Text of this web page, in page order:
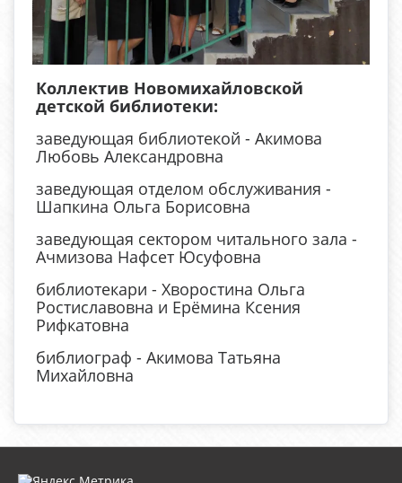
Коллектив Новомихайловской
детской библиотеки:
заведующая библиотекой - Акимова
Любовь Александровна
заведующая отделом обслуживания -
Шапкина Ольга Борисовна
заведующая сектором читального зала -
Ачмизова Нафсет Юсуфовна
библиотекари - Хворостина Ольга
Ростиславовна и Ерёмина Ксения
Рифкатовна
библиограф - Акимова Татьяна
Михайловна